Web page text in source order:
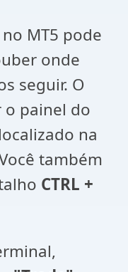
MT5 pode
onde
seguir. O
o painel do
na
também
CTRL +